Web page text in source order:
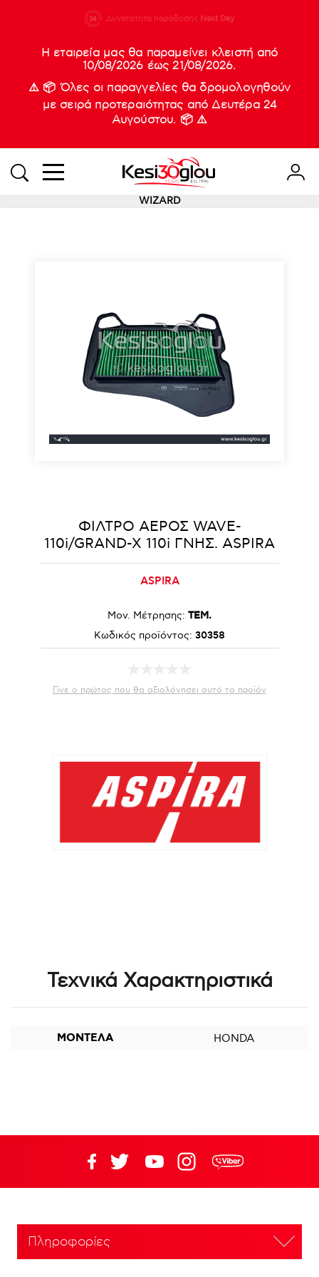
933
Δυνατότητα παράδοσης Next Day
Νέες
Η εταιρεία μας θα παραμείνει κλειστή από
10/08/2026 έως 21/08/2026.
⚠️ 📦 Όλες οι παραγγελίες θα δρομολογηθούν
με σειρά προτεραιότητας από Δευτέρα 24
Αυγούστου. 📦 ⚠️
WIZARD
ΦΙΛΤΡΟ ΑΕΡΟΣ WAVE-
110i/GRAND-X 110i ΓΝΗΣ. ASPIRA
ASPIRA
Μον. Μέτρησης: ΤΕΜ.
Κωδικός προϊόντος: 30358
Γίνε ο πρώτος που θα αξιολόγησει αυτό το προϊόν
Τεχνικά Χαρακτηριστικά
ΜΟΝΤΕΛΑ HONDA
Πληροφορίες